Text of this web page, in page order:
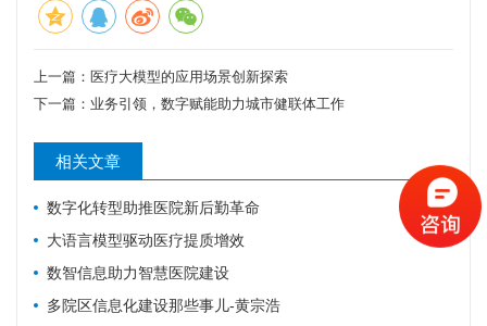
上一篇： 医疗大模型的应用场景创新探索
下一篇： 业务引领，数字赋能助力城市健联体工作
相关文章
数字化转型助推医院新后勤革命
大语言模型驱动医疗提质增效
数智信息助力智慧医院建设
多院区信息化建设那些事儿-黄宗浩